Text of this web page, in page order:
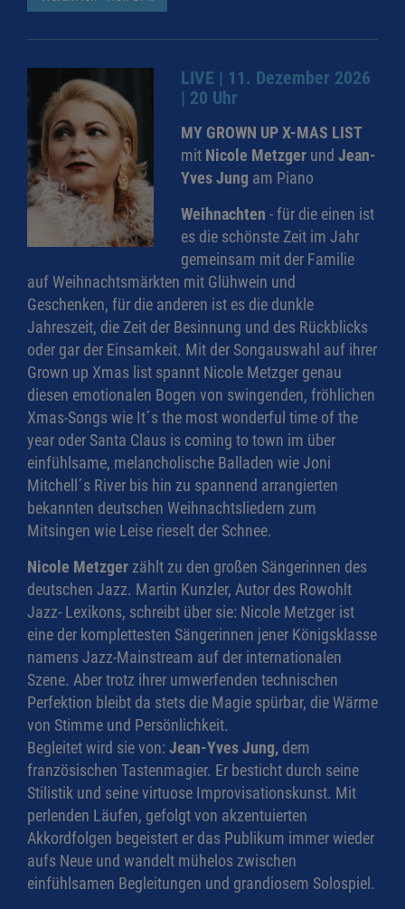
LIVE | 11. Dezember 2026
| 20 Uhr
MY GROWN UP X-MAS LIST
mit Nicole Metzger und Jean-
Yves Jung am Piano
Weihnachten - für die einen ist
es die schönste Zeit im Jahr
gemeinsam mit der Familie
auf Weihnachtsmärkten mit Glühwein und
Geschenken, für die anderen ist es die dunkle
Jahreszeit, die Zeit der Besinnung und des Rückblicks
oder gar der Einsamkeit. Mit der Songauswahl auf ihrer
Grown up Xmas list spannt Nicole Metzger genau
diesen emotionalen Bogen von swingenden, fröhlichen
Xmas-Songs wie It´s the most wonderful time of the
year oder Santa Claus is coming to town im über
einfühlsame, melancholische Balladen wie Joni
Mitchell´s River bis hin zu spannend arrangierten
bekannten deutschen Weihnachtsliedern zum
Mitsingen wie Leise rieselt der Schnee.
Nicole Metzger zählt zu den großen Sängerinnen des
deutschen Jazz. Martin Kunzler, Autor des Rowohlt
Jazz- Lexikons, schreibt über sie: Nicole Metzger ist
eine der komplettesten Sängerinnen jener Königsklasse
namens Jazz-Mainstream auf der internationalen
Szene. Aber trotz ihrer umwerfenden technischen
Perfektion bleibt da stets die Magie spürbar, die Wärme
von Stimme und Persönlichkeit.
Begleitet wird sie von: Jean-Yves Jung, dem
französischen Tastenmagier. Er besticht durch seine
Stilistik und seine virtuose Improvisationskunst. Mit
perlenden Läufen, gefolgt von akzentuierten
Akkordfolgen begeistert er das Publikum immer wieder
aufs Neue und wandelt mühelos zwischen
einfühlsamen Begleitungen und grandiosem Solospiel.